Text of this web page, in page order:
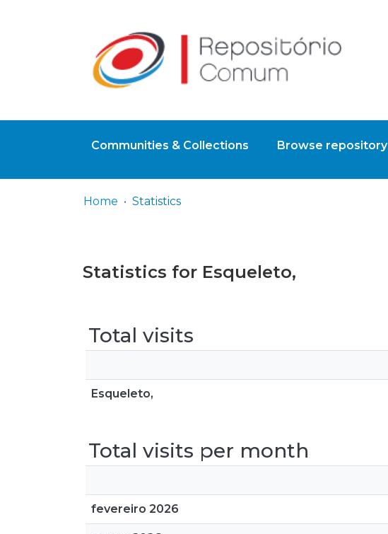
Communities & Collections Browse repository
Home Statistics
Statistics for Esqueleto,
Total visits
Esqueleto,
Total visits per month
fevereiro 2026